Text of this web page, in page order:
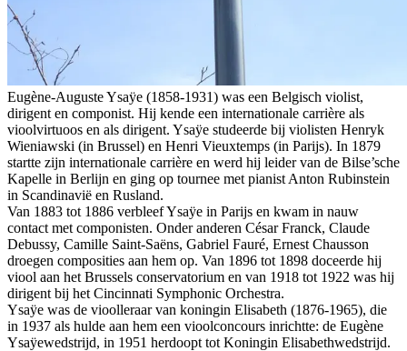
Eugène-Auguste Ysaÿe (1858-1931) was een Belgisch violist,
dirigent en componist. Hij kende een internationale carrière als
vioolvirtuoos en als dirigent. Ysaÿe studeerde bij violisten Henryk
Wieniawski (in Brussel) en Henri Vieuxtemps (in Parijs). In 1879
startte zijn internationale carrière en werd hij leider van de Bilse’sche
Kapelle in Berlijn en ging op tournee met pianist Anton Rubinstein
in Scandinavië en Rusland.
Van 1883 tot 1886 verbleef Ysaÿe in Parijs en kwam in nauw
contact met componisten. Onder anderen César Franck, Claude
Debussy, Camille Saint-Saëns, Gabriel Fauré, Ernest Chausson
droegen composities aan hem op. Van 1896 tot 1898 doceerde hij
viool aan het Brussels conservatorium en van 1918 tot 1922 was hij
dirigent bij het Cincinnati Symphonic Orchestra.
Ysaÿe was de vioolleraar van koningin Elisabeth (1876-1965), die
in 1937 als hulde aan hem een vioolconcours inrichtte: de Eugène
Ysaÿewedstrijd, in 1951 herdoopt tot Koningin Elisabethwedstrijd.